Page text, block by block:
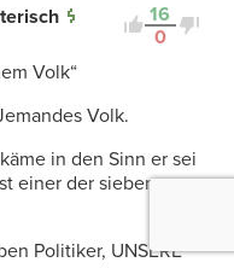
16
0
Volk“
Volk.
in den Sinn er sei
einer der sieben
Politiker, UNSERE